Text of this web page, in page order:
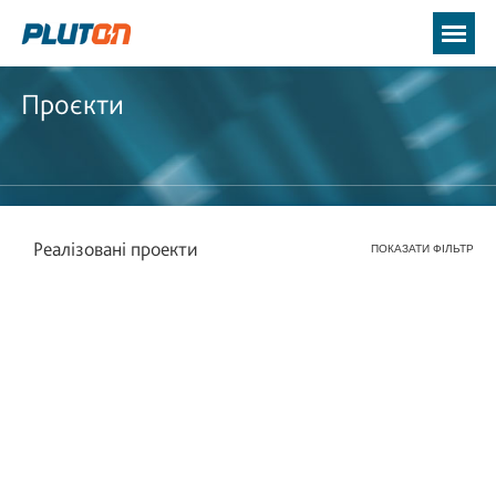
Проєкти
Реалізовані проекти ПОКАЗАТИ ФІЛЬТР